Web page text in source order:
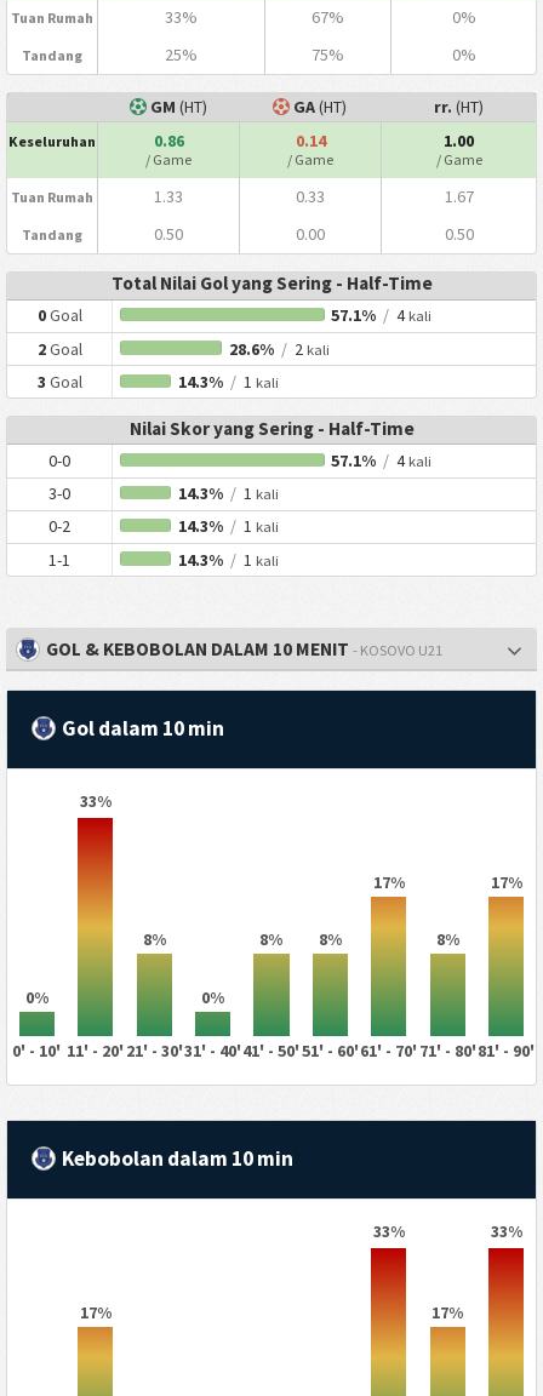
Tuan Rumah 33% 67% 0%
Tandang 25% 75% 0%
GM (HT) GA(HT) rr. (HT)
Keseluruhan 0.86
/ Game
0.14
/ Game
1.00
/ Game
Tuan Rumah 1.33 0.33 1.67
Tandang 0.50 0.00 0.50
Total Nilai Gol yang Sering - Half-Time
0Goal 57.1% / 4 kali
2Goal 28.6% /2 kali
3 Goal 14.3% /1 kali
Nilai Skor yang Sering - Half-Time
0-0 57.1% / 4 kali
3-0 14.3% /1 kali
0-2 14.3% /1 kali
1-1 14.3% /1 kali
GOL & KEBOBOLAN DALAM 10 MENIT - KOSOVO U21
Gol dalam 10 min
0%
33%
8%
0%
8% 8%
17%
8%
17%
0' - 10' 11' - 20' 21' - 30'31' - 40'41' - 50'51' - 60'61' - 70' 71' - 80'81' - 90'
Kebobolan dalam 10 min
17%
33%
17%
33%